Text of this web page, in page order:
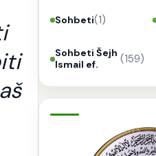
Sohbeti(1)
Sohbeti Šejh
Ismail ef.
(159)